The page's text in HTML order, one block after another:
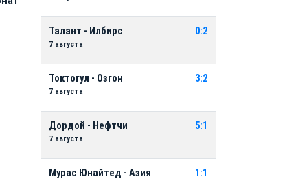
Талант - Илбирс
7 августа
0:2
Токтогул - Озгон
7 августа
3:2
Дордой - Нефтчи
7 августа
5:1
Мурас Юнайтед - Азия 1:1